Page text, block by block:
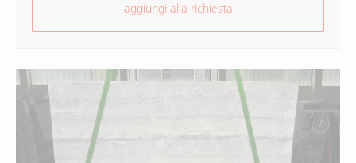
aggiungi alla richiesta